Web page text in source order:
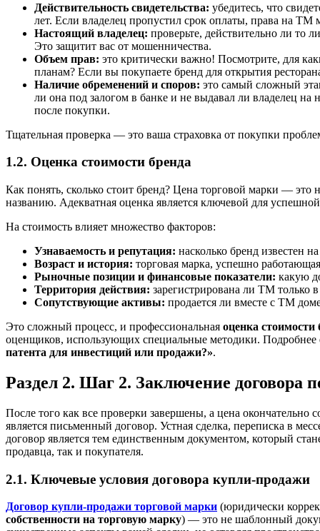
Действительность свидетельства: убедитесь, что
лет. Если владелец пропустил срок оплаты, права на
Настоящий владелец: проверьте, действительно ли то
Это защитит вас от мошенничества.
Объем прав: это критически важно! Посмотрите, для
планам? Если вы покупаете бренд для открытия
Наличие обременений и споров: это самый сложный
ли она под залогом в банке и не выдавал ли владелец
после покупки.
Тщательная проверка — это ваша страховка от покупки
1.2. Оценка стоимости бренда
Как понять, сколько стоит бренд? Цена торговой марки — это
названию. Адекватная оценка является ключевой для
На стоимость влияет множество факторов:
Узнаваемость и репутация: насколько бренд известен
Возраст и история: торговая марка, успешно
Рыночные позиции и финансовые показатели: какую
Территория действия: зарегистрирована ли ТМ только
Сопутствующие активы: продается ли вместе с ТМ
Это сложный процесс, и профессиональная оценка стоимости
оценщиков, использующих специальные методики. Подробнее
патента для инвестиций или продажи?».
Раздел 2. Шаг 2. Заключение договора
После того как все проверки завершены, а цена
является письменный договор. Устная сделка, переписка в
договор является тем единственным документом, который
продавца, так и покупателя.
2.1. Ключевые условия договора купли-продажи
Договор купли-продажи торговой марки (юридически
собственности на торговую марку) — это не шаблонный